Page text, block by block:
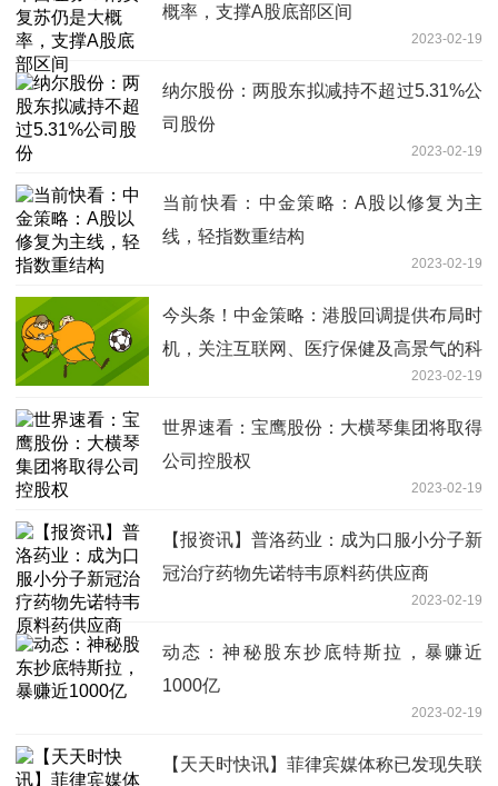
概率，支撑A股底部区间
2023-02-19
纳尔股份：两股东拟减持不超过5.31%公
司股份
2023-02-19
当前快看：中金策略：A股以修复为主
线，轻指数重结构
2023-02-19
今头条！中金策略：港股回调提供布局时
机，关注互联网、医疗保健及高景气的科
2023-02-19
世界速看：宝鹰股份：大横琴集团将取得
公司控股权
2023-02-19
【报资讯】普洛药业：成为口服小分子新
冠治疗药物先诺特韦原料药供应商
2023-02-19
动态：神秘股东抄底特斯拉，暴赚近
1000亿
2023-02-19
【天天时快讯】菲律宾媒体称已发现失联